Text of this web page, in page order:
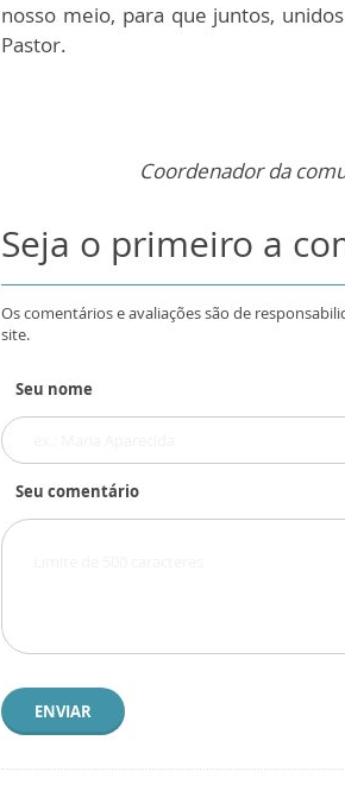
nosso meio, para que juntos,
Pastor.
Coordenador da
Seja o primeiro a
Os comentários e avaliações são de
site.
Seu nome
Seu comentário
ENVIAR